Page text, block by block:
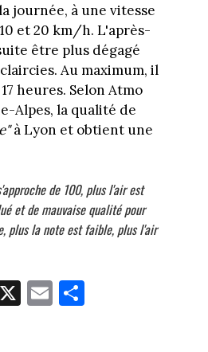
journée, à une vitesse
et 20 km/h. L'après-
être plus dégagé
Au maximum, il
heures. Selon Atmo
Alpes, la qualité de
à Lyon et obtient une
de 100, plus l'air est
et de mauvaise qualité pour
plus la note est faible, plus l'air
X E
m
Pa
rt